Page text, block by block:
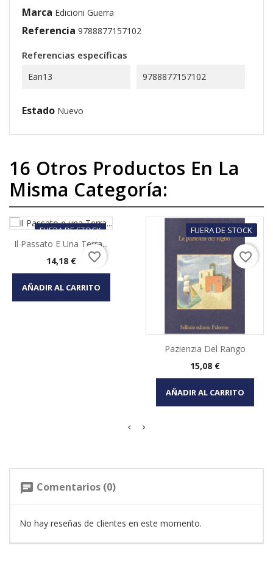
Marca Edicioni Guerra
Referencia 9788877157102
Referencias específicas
Ean13 9788877157102
Estado Nuevo
16 Otros Productos En La
Misma Categoría:
FUERA DE STOCK
Il Passato E Una Terra...
Precio
14,18 €
AÑADIR AL CARRITO
favorite_border
FUERA DE STOCK
Pazienzia Del Rango
Precio
15,08 €
AÑADIR AL CARRITO
favorite_border
chat Comentarios (0)
No hay reseñas de clientes en este momento.